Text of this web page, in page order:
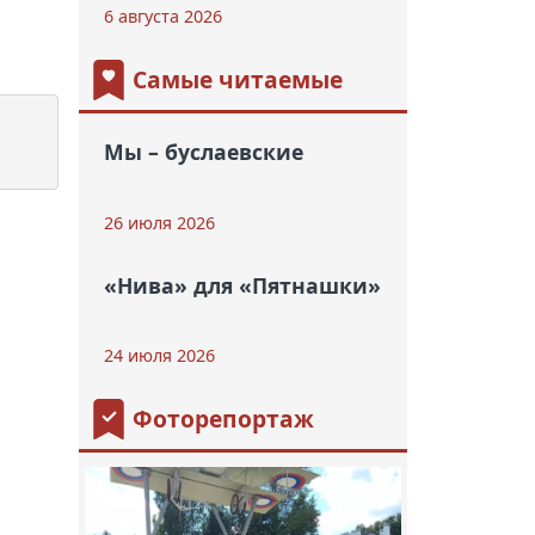
6 августа 2026
Самые читаемые
Мы – буслаевские
26 июля 2026
«Нива» для «Пятнашки»
24 июля 2026
Фоторепортаж